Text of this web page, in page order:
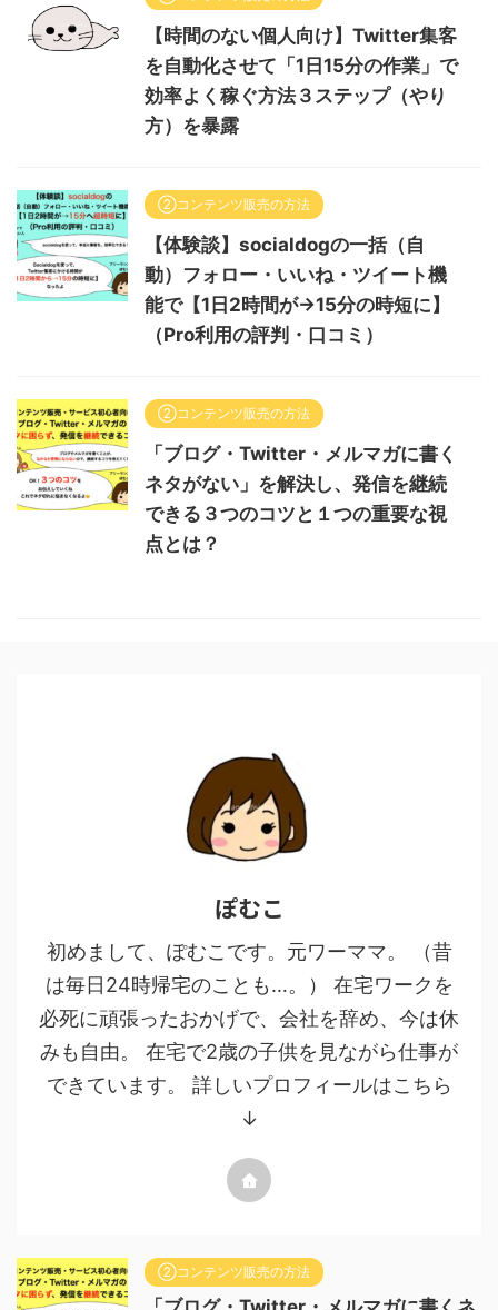
【時間のない個人向け】Twitter集客
を自動化させて「1日15分の作業」で
効率よく稼ぐ方法３ステップ（やり
方）を暴露
②コンテンツ販売の方法
【体験談】socialdogの一括（自
動）フォロー・いいね・ツイート機
能で【1日2時間が→15分の時短に】
（Pro利用の評判・口コミ）
②コンテンツ販売の方法
「ブログ・Twitter・メルマガに書く
ネタがない」を解決し、発信を継続
できる３つのコツと１つの重要な視
点とは？
ぽむこ
初めまして、ぽむこです。元ワーママ。 （昔
は毎日24時帰宅のことも…。） 在宅ワークを
必死に頑張ったおかげで、会社を辞め、今は休
みも自由。 在宅で2歳の子供を見ながら仕事が
できています。 詳しいプロフィールはこちら
↓
②コンテンツ販売の方法